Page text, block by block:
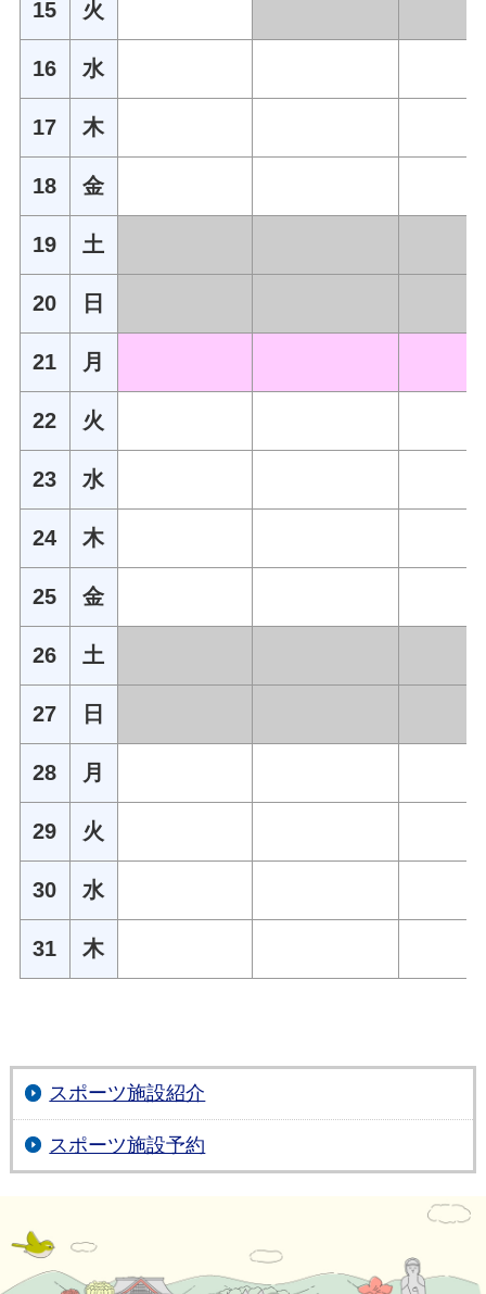
15 火
16 水
17 木
18 金
19 土
20 日
21 月
22 火
23 水
24 木
25 金
26 土
27 日
28 月
29 火
30 水
31 木
スポーツ施設紹介
スポーツ施設予約